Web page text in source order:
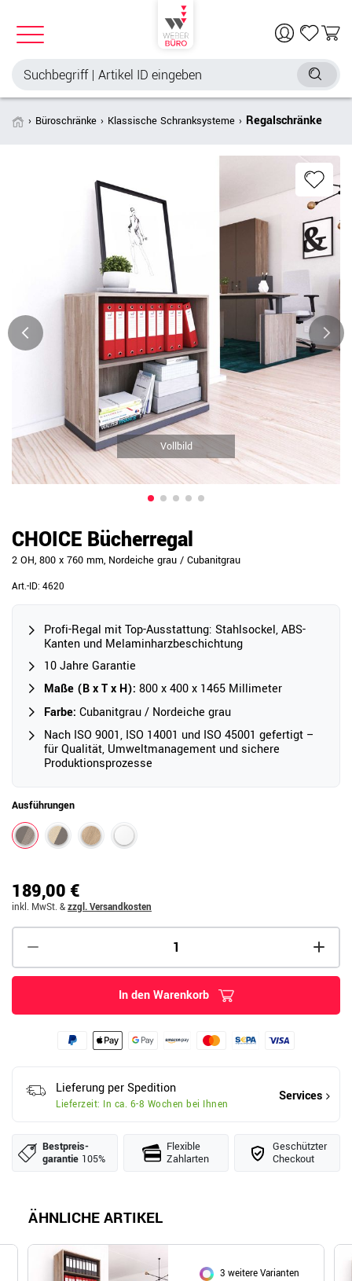
Büroschränke Klassische Schranksysteme Regalschränke
Vollbild
CHOICE Bücherregal
2 OH, 800 x 760 mm, Nordeiche grau / Cubanitgrau
Art.-ID: 4620
Profi-Regal mit Top-Ausstattung: Stahlsockel, ABS-
Kanten und Melaminharzbeschichtung
10 Jahre Garantie
Maße (B x T x H): 800 x 400 x 1465 Millimeter
Farbe: Cubanitgrau / Nordeiche grau
Nach ISO 9001, ISO 14001 und ISO 45001 gefertigt –
für Qualität, Umweltmanagement und sichere
Produktionsprozesse
Ausführungen
189,00 €
inkl. MwSt. &zzgl. Versandkosten
In den Warenkorb
Lieferung per Spedition
Lieferzeit: In ca. 6-8 Wochen bei Ihnen
Services
Bestpreis­
garantie 105%
Flexible
Zahlarten
Geschützter
Checkout
ÄHNLICHE ARTIKEL
3 weitere Varianten